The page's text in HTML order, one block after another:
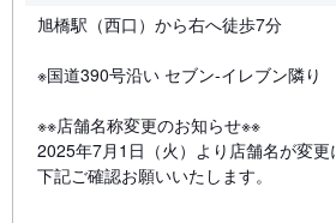
旭橋駅（西口）から右へ徒歩7分
※国道390号沿い セブン-イレブン隣り
※※店舗名称変更のお知らせ※※
2025年7月1日（火）より店舗名が変更
下記ご確認お願いいたします。